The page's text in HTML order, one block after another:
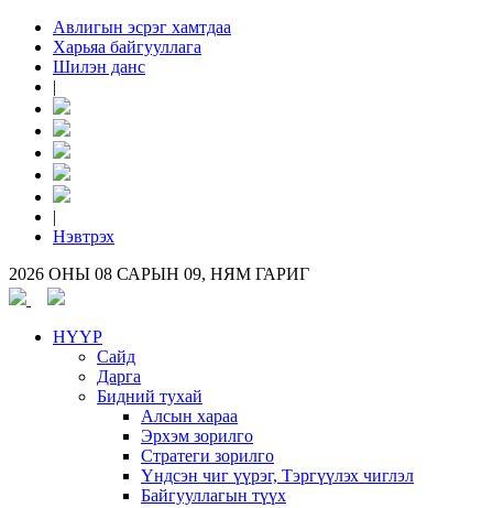
Авлигын эсрэг хамтдаа
Харьяа байгууллага
Шилэн данс
|
|
Нэвтрэх
2026 ОНЫ 08 САРЫН 09, НЯМ ГАРИГ
НҮҮР
Сайд
Дарга
Бидний тухай
Алсын хараа
Эрхэм зорилго
Стратеги зорилго
Үндсэн чиг үүрэг, Тэргүүлэх чиглэл
Байгууллагын түүх